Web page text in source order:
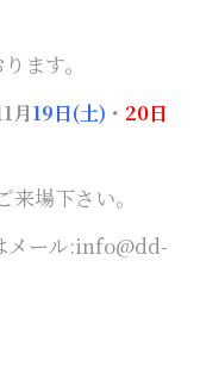
ます。
月19日(土) ・ 20日
場下さい。
メール:info@dd-